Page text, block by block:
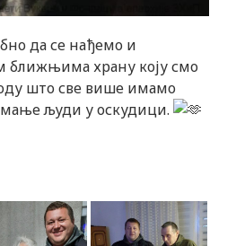
да се нађемо и
ближњима храну коју смо
што све више имамо
мање људи у оскудици.